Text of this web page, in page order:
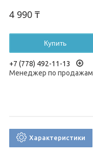
4 990 ₸
Купить
+7 (778) 492-11-13
Менеджер по продажам
Характеристики